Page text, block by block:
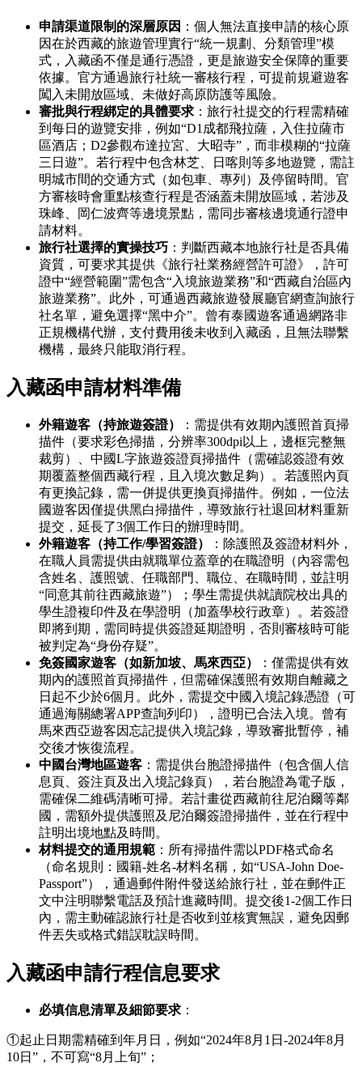
申請渠道限制的深層原因 ：個人無法直接申請的核心原
因在於西藏的旅遊管理實行“統一規劃、分類管理”模
式，入藏函不僅是通行憑證，更是旅遊安全保障的重要
依據。官方通過旅行社統一審核行程，可提前規避遊客
闖入未開放區域、未做好高原防護等風險。
審批與行程綁定的具體要求：旅行社提交的行程需精確
到每日的遊覽安排，例如“D1成都飛拉薩，入住拉薩市
區酒店；D2參觀布達拉宮、大昭寺”，而非模糊的“拉薩
三日遊”。若行程中包含林芝、日喀則等多地遊覽，需註
明城市間的交通方式（如包車、專列）及停留時間。官
方審核時會重點核查行程是否涵蓋未開放區域，若涉及
珠峰、岡仁波齊等邊境景點，需同步審核邊境通行證申
請材料。
旅行社選擇的實操技巧 ：判斷西藏本地旅行社是否具備
資質，可要求其提供《旅行社業務經營許可證》，許可
證中“經營範圍”需包含“入境旅遊業務”和“西藏自治區內
旅遊業務”。此外，可通過西藏旅遊發展廳官網查詢旅行
社名單，避免選擇“黑中介”。曾有泰國遊客通過網路非
正規機構代辦，支付費用後未收到入藏函，且無法聯繫
機構，最終只能取消行程。
入藏函申請材料準備
外籍遊客（持旅遊簽證）
：需提供有效期內護照首頁掃
描件（要求彩色掃描，分辨率300dpi以上，邊框完整無
裁剪）、中國L字旅遊簽證頁掃描件（需確認簽證有效
期覆蓋整個西藏行程，且入境次數足夠）。若護照內頁
有更換記錄，需一併提供更換頁掃描件。例如，一位法
國遊客因僅提供黑白掃描件，導致旅行社退回材料重新
提交，延長了3個工作日的辦理時間。
外籍遊客（持工作/學習簽證）
：除護照及簽證材料外，
在職人員需提供由就職單位蓋章的在職證明（內容需包
含姓名、護照號、任職部門、職位、在職時間，並註明
“同意其前往西藏旅遊”）；學生需提供就讀院校出具的
學生證複印件及在學證明（加蓋學校行政章）。若簽證
即將到期，需同時提供簽證延期證明，否則審核時可能
被判定為“身份存疑”。
免簽國家遊客（如新加坡、馬來西亞）
：僅需提供有效
期內的護照首頁掃描件，但需確保護照有效期自離藏之
日起不少於6個月。此外，需提交中國入境記錄憑證（可
通過海關總署APP查詢列印），證明已合法入境。曾有
馬來西亞遊客因忘記提供入境記錄，導致審批暫停，補
交後才恢復流程。
中國台灣地區遊客 ：需提供台胞證掃描件（包含個人信
息頁、簽注頁及出入境記錄頁），若台胞證為電子版，
需確保二維碼清晰可掃。若計畫從西藏前往尼泊爾等鄰
國，需額外提供護照及尼泊爾簽證掃描件，並在行程中
註明出境地點及時間。
材料提交的通用規範 ：所有掃描件需以PDF格式命名
（命名規則：國籍-姓名-材料名稱，如“USA-John Doe-
Passport”），通過郵件附件發送給旅行社，並在郵件正
文中注明聯繫電話及預計進藏時間。提交後1-2個工作日
內，需主動確認旅行社是否收到並核實無誤，避免因郵
件丟失或格式錯誤耽誤時間。
入藏函申請行程信息要求
必填信息清單及細節要求 ：
①起止日期需精確到年月日，例如“2024年8月1日-2024年8月
10日”，不可寫“8月上旬”；